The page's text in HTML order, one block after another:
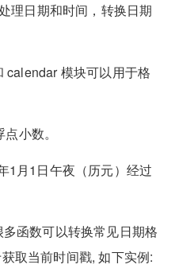
理日期和时间，转换日期
calendar 模块可以用于格
小数。
1月1日午夜（历元）经过
函数可以转换常见日期格
取当前时间戳, 如下实例: